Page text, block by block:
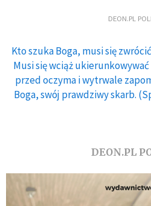
DEON.PL
Kto szuka Boga, musi się
Musi się wciąż ukierunkowywać
przed oczyma i wytrwale
Boga, swój prawdziwy skarb.
DEON.PL